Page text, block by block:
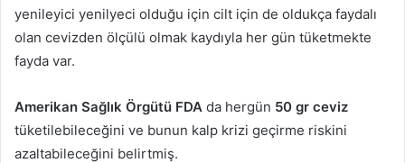
yenileyici yenilyeci olduğu için cilt için de oldukça faydalı
olan cevizden ölçülü olmak kaydıyla her gün tüketmekte
fayda var.
Amerikan Sağlık Örgütü FDA da hergün 50 gr ceviz
tüketilebileceğini ve bunun kalp krizi geçirme riskini
azaltabileceğini belirtmiş.